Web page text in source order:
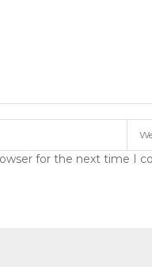
for the next time I